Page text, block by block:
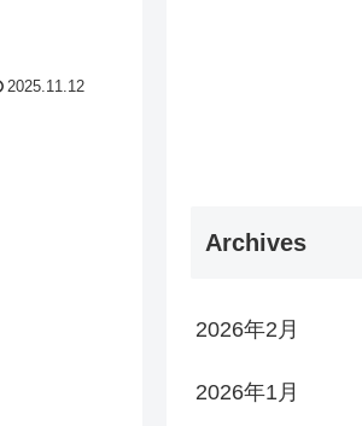
2025.11.12
Archives
2026年2月
2026年1月